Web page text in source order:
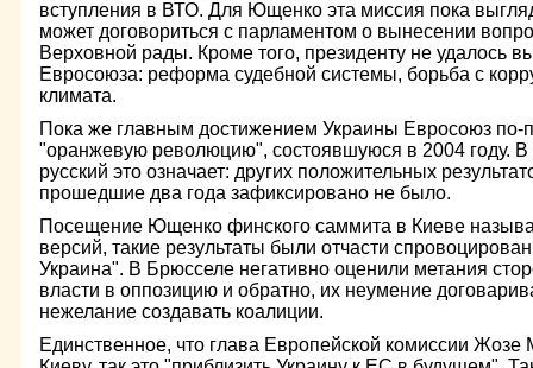
вступления в ВТО. Для Ющенко эта миссия пока
может договориться с парламентом о вынесении
Верховной рады. Кроме того, президенту не удалось
Евросоюза: реформа судебной системы, борьба с
климата.
Пока же главным достижением Украины Евросоюз по-
"оранжевую революцию", состоявшуюся в 2004 году. В
русский это означает: других положительных
прошедшие два года зафиксировано не было.
Посещение Ющенко финского саммита в Киеве
версий, такие результаты были отчасти
Украина". В Брюсселе негативно оценили метания
власти в оппозицию и обратно, их неумение
нежелание создавать коалиции.
Единственное, что глава Европейской комиссии